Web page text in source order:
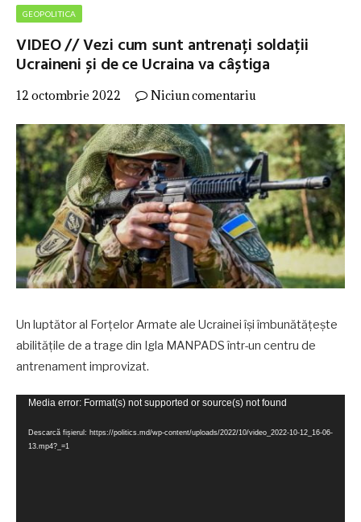
GEOPOLITICA
VIDEO // Vezi cum sunt antrenați soldații
Ucraineni și de ce Ucraina va câștiga
12 octombrie 2022 Niciun comentariu
Un luptător al Forțelor Armate ale Ucrainei își îmbunătățește
abilitățile de a trage din Igla MANPADS într-un centru de
antrenament improvizat.
Player
Media error: Format(s) not supported or source(s) not found
Descarcă fișierul: https://politics.md/wp-content/uploads/2022/10/video_2022-10-12_16-06-
13.mp4?_=1